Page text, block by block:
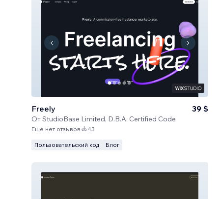
Freely
ОтStudioBase Limited, D.B.A. Certified Code
39 $
Еще нет отзывов 43
Пользовательский код Блог